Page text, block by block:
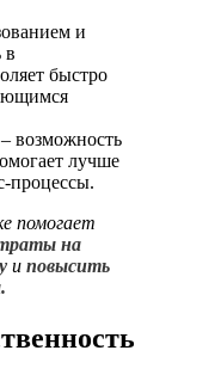
и
в
быстро
возможность
лучше
процессы.
помогает
на
и повысить